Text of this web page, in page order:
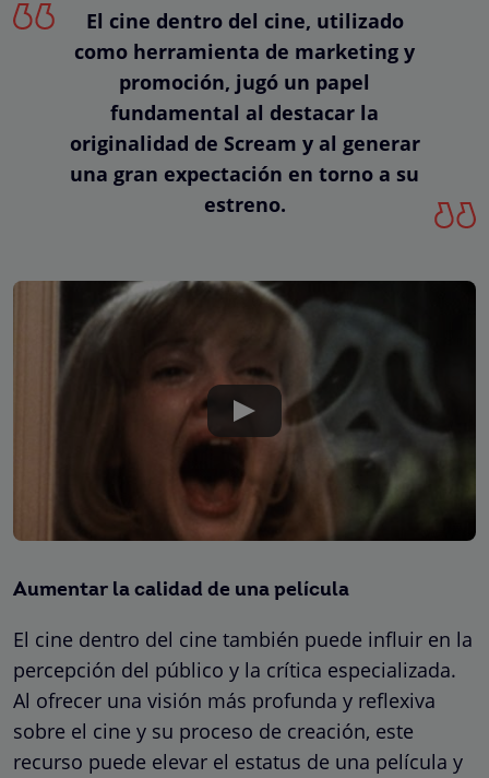
El cine dentro del cine, utilizado
como herramienta de marketing y
promoción, jugó un papel
fundamental al destacar la
originalidad de Scream y al generar
una gran expectación en torno a su
estreno.
Aumentar la calidad de una película
El cine dentro del cine también puede influir en la
percepción del público y la crítica especializada.
Al ofrecer una visión más profunda y reflexiva
sobre el cine y su proceso de creación, este
recurso puede elevar el estatus de una película y